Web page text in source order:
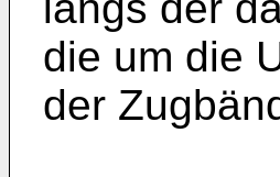
die um die
der